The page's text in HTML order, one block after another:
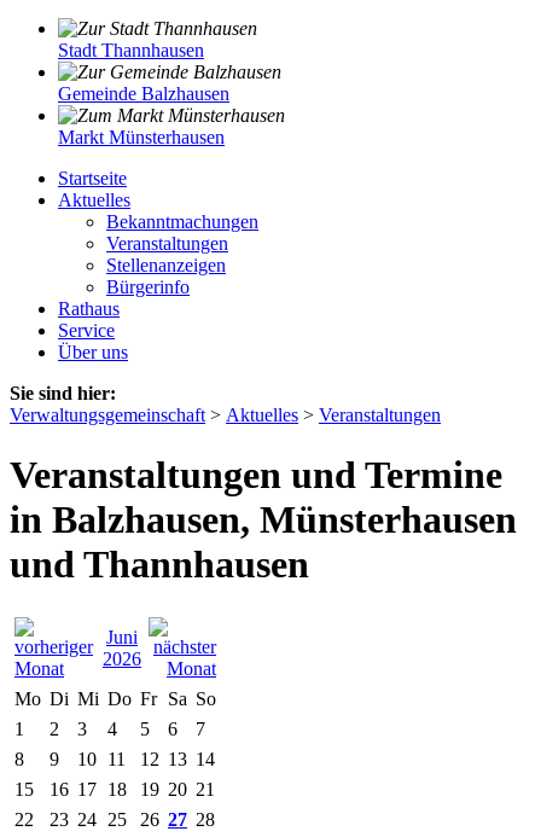
Stadt Thannhausen
Gemeinde Balzhausen
Markt Münsterhausen
Startseite
Aktuelles
Bekanntmachungen
Veranstaltungen
Stellenanzeigen
Bürgerinfo
Rathaus
Service
Über uns
Sie sind hier:
Verwaltungsgemeinschaft > Aktuelles > Veranstaltungen
Veranstaltungen und Termine
in Balzhausen, Münsterhausen
und Thannhausen
Juni
2026
Mo Di Mi Do Fr Sa So
1
2 3 4 5 6
7
8
9 10 11 12 13 14
15
16 17 18 19 20 21
22
23 24 25 26 27 28